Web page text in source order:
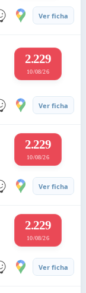
Ver ficha
2.229
10/08/26
Ver ficha
2.229
10/08/26
Ver ficha
2.229
10/08/26
Ver ficha